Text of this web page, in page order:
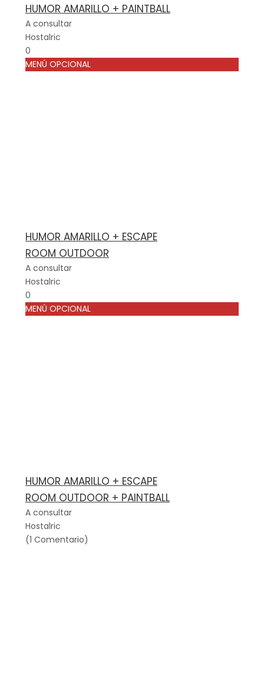
HUMOR AMARILLO + PAINTBALL
A consultar
Hostalric
0
MENÚ OPCIONAL
HUMOR AMARILLO + ESCAPE
ROOM OUTDOOR
A consultar
Hostalric
0
MENÚ OPCIONAL
HUMOR AMARILLO + ESCAPE
ROOM OUTDOOR + PAINTBALL
A consultar
Hostalric
(1 Comentario)